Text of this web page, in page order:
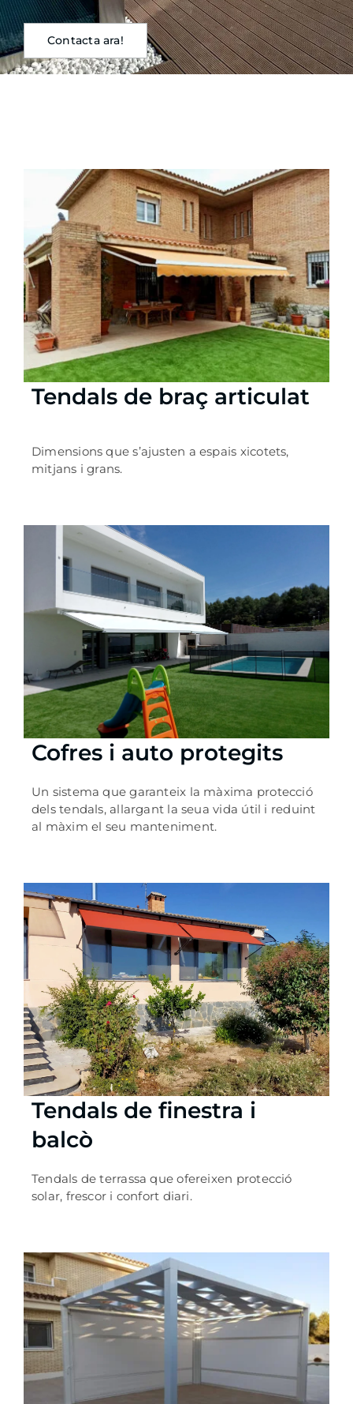
Contacta ara!
Tendals de braç articulat
Dimensions que s’ajusten a espais xicotets,
mitjans i grans.
Cofres i auto protegits
Un sistema que garanteix la màxima protecció
dels tendals, allargant la seua vida útil i reduint
al màxim el seu manteniment.
Tendals de finestra i
balcò
Tendals de terrassa que ofereixen protecció
solar, frescor i confort diari.